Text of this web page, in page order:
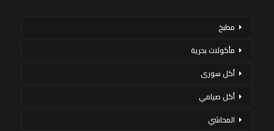
مطبخ
مأكولات بحرية
أكل سورى
أكل صيامي
المحاشي